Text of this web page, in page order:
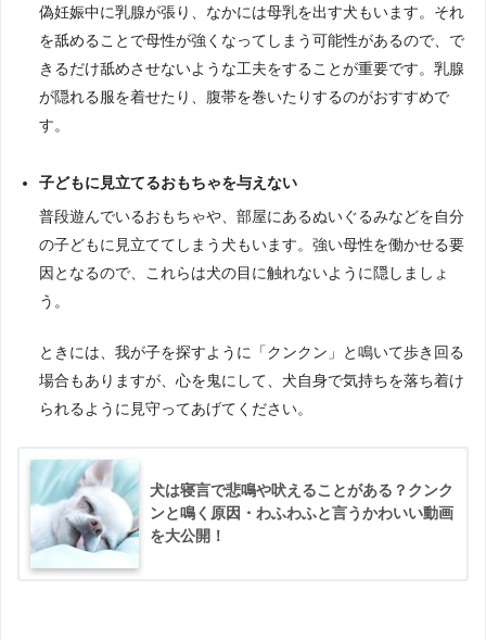
偽妊娠中に乳腺が張り、なかには母乳を出す犬もいます。それ
を舐めることで母性が強くなってしまう可能性があるので、で
きるだけ舐めさせないような工夫をすることが重要です。乳腺
が隠れる服を着せたり、腹帯を巻いたりするのがおすすめで
す。
子どもに見立てるおもちゃを与えない
普段遊んでいるおもちゃや、部屋にあるぬいぐるみなどを自分
の子どもに見立ててしまう犬もいます。強い母性を働かせる要
因となるので、これらは犬の目に触れないように隠しましょ
う。
ときには、我が子を探すように「クンクン」と鳴いて歩き回る
場合もありますが、心を鬼にして、犬自身で気持ちを落ち着け
られるように見守ってあげてください。
犬は寝言で悲鳴や吠えることがある？クンク
ンと鳴く原因・わふわふと言うかわいい動画
を大公開！